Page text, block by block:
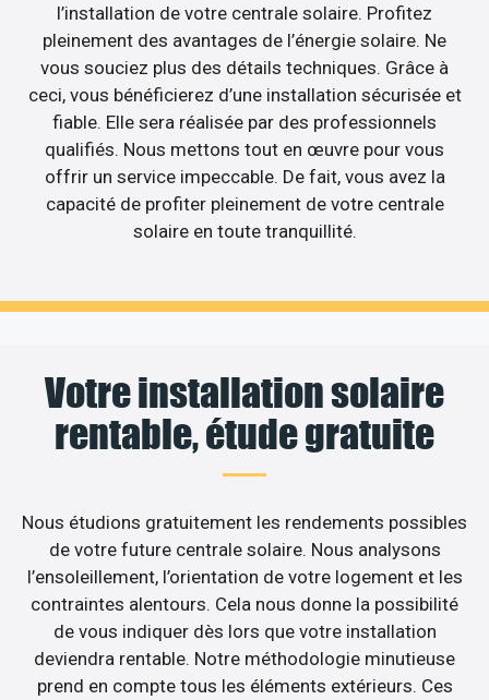
l’installation de votre centrale solaire. Profitez
pleinement des avantages de l’énergie solaire. Ne
vous souciez plus des détails techniques. Grâce à
ceci, vous bénéficierez d’une installation sécurisée et
fiable. Elle sera réalisée par des professionnels
qualifiés. Nous mettons tout en œuvre pour vous
offrir un service impeccable. De fait, vous avez la
capacité de profiter pleinement de votre centrale
solaire en toute tranquillité.
Votre installation solaire
rentable, étude gratuite
Nous étudions gratuitement les rendements possibles
de votre future centrale solaire. Nous analysons
l’ensoleillement, l’orientation de votre logement et les
contraintes alentours. Cela nous donne la possibilité
de vous indiquer dès lors que votre installation
deviendra rentable. Notre méthodologie minutieuse
prend en compte tous les éléments extérieurs. Ces